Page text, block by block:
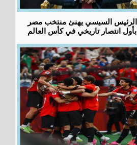
الرئيس السيسي يهنئ منتخب مصر
بأول انتصار تاريخي في كأس العالم